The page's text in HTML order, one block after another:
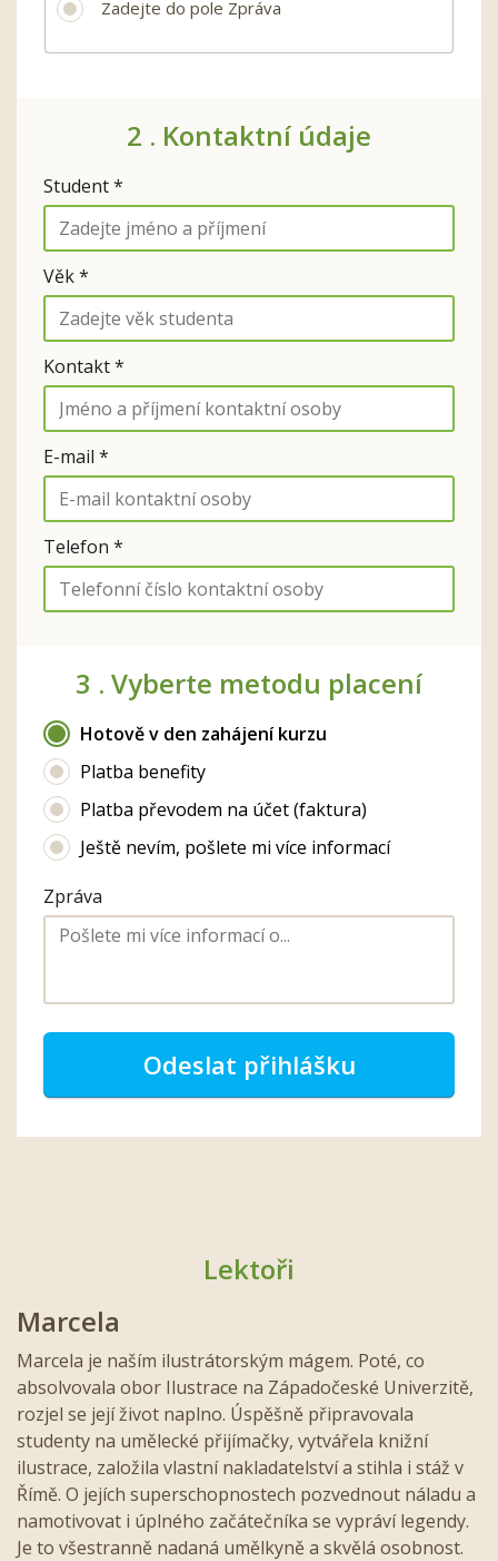
Zadejte do pole Zpráva
2 . Kontaktní údaje
Student *
Věk *
Kontakt *
E-mail *
Telefon *
3 . Vyberte metodu placení
Hotově v den zahájení kurzu
Platba benefity
Platba převodem na účet (faktura)
Ještě nevím, pošlete mi více informací
Zpráva
Odeslat přihlášku
Lektoři
Marcela
Marcela je naším ilustrátorským mágem. Poté, co
absolvovala obor Ilustrace na Západočeské Univerzitě,
rozjel se její život naplno. Úspěšně připravovala
studenty na umělecké přijímačky, vytvářela knižní
ilustrace, založila vlastní nakladatelství a stihla i stáž v
Římě. O jejích superschopnostech pozvednout náladu a
namotivovat i úplného začátečníka se vypráví legendy.
Je to všestranně nadaná umělkyně a skvělá osobnost.